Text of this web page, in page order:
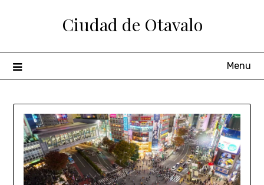
Ciudad de Otavalo
Menu